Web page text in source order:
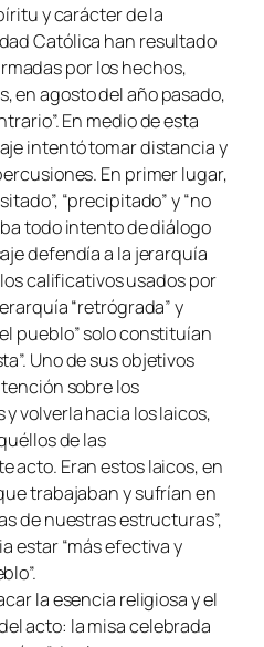
y carácter de la
Católica han resultado
por los hechos,
en agosto del año pasado,
En medio de esta
intentó tomar distancia y
En primer lugar,
“precipitado” y “no
todo intento de diálogo
defendía a la jerarquía
calificativos usados por
“retrógrada” y
pueblo” solo constituían
Uno de sus objetivos
sobre los
volverla hacia los laicos,
de las
acto. Eran estos laicos, en
trabajaban y sufrían en
de nuestras estructuras”,
estar “más efectiva y
la esencia religiosa y el
acto: la misa celebrada